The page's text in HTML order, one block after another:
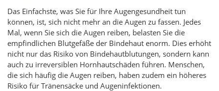
Das Einfachste, was Sie für Ihre Augengesundheit tun
können, ist, sich nicht mehr an die Augen zu fassen. Jedes
Mal, wenn Sie sich die Augen reiben, belasten Sie die
empfindlichen Blutgefäße der Bindehaut enorm. Dies erhöht
nicht nur das Risiko von Bindehautblutungen, sondern kann
auch zu irreversiblen Hornhautschäden führen. Menschen,
die sich häufig die Augen reiben, haben zudem ein höheres
Risiko für Tränensäcke und Augeninfektionen.